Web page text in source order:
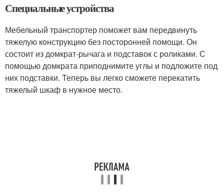
Специальные устройства
Мебельный транспортер поможет вам передвинуть
тяжелую конструкцию без посторонней помощи. Он
состоит из домкрат-рычага и подставок с роликами. С
помощью домкрата приподнимите углы и подложите под
них подставки. Теперь вы легко сможете перекатить
тяжелый шкаф в нужное место.